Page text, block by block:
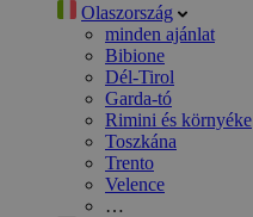
Olaszország
minden ajánlat
Bibione
Dél-Tirol
Garda-tó
Rimini és környéke
Toszkána
Trento
Velence
…